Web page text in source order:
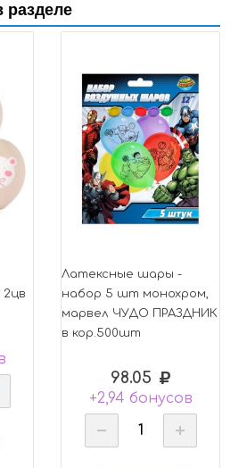
разделе
Латексные шары -
набор 5 шт монохром,
марвел ЧУДО ПРАЗДНИК
в кор.500шт
98.05
+2,94 бонусов